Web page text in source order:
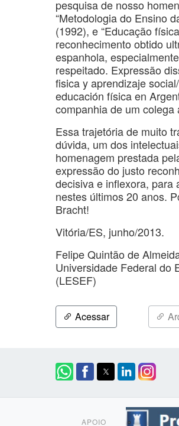
pesquisa de nosso
“Metodologia do Ensino
(1992), e “Educação
reconhecimento obtido
espanhola,
respeitado. Expressão
fisica y aprendizaje
educación física en
companhia de um
Essa trajetória de muito
dúvida, um dos
homenagem prestada
expressão do justo
decisiva e inflexora, para
nestes últimos 20 anos.
Bracht!
Vitória/ES, junho/2013.
Felipe Quintão de
Universidade Federal do
(LESEF)
Acessar
APOIO